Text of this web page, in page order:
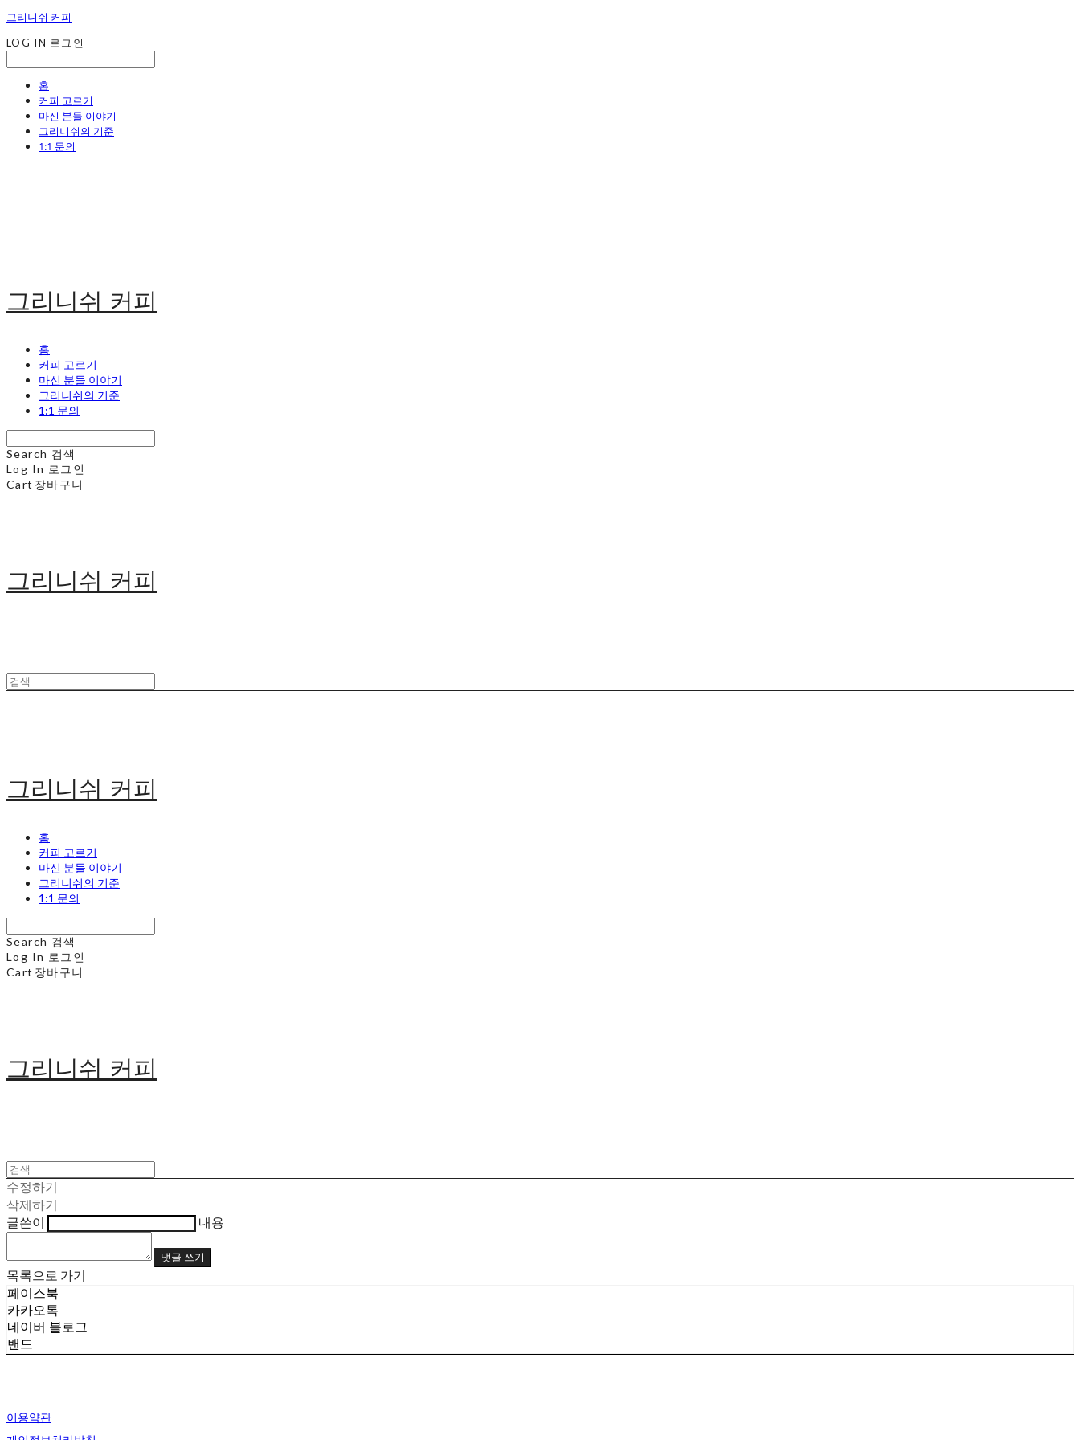
그리니쉬 커피
LOG IN 로그인
홈
커피 고르기
마신 분들 이야기
그리니쉬의 기준
1:1 문의
그리니쉬 커피
홈
커피 고르기
마신 분들 이야기
그리니쉬의 기준
1:1 문의
Search 검색
Log In 로그인
Cart 장바구니
그리니쉬 커피
그리니쉬 커피
홈
커피 고르기
마신 분들 이야기
그리니쉬의 기준
1:1 문의
Search 검색
Log In 로그인
Cart 장바구니
그리니쉬 커피
수정하기
삭제하기
글쓴이
내용
댓글 쓰기
목록으로 가기
페이스북
카카오톡
네이버 블로그
밴드
이용약관